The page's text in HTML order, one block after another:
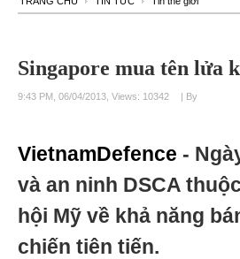
Singapore mua tên lửa
9:43 PM, 06/04/2013, Views: 10342 | By
VietnamDefence -
và an ninh DSCA
hội Mỹ về khả năng
chiến tiên tiến.